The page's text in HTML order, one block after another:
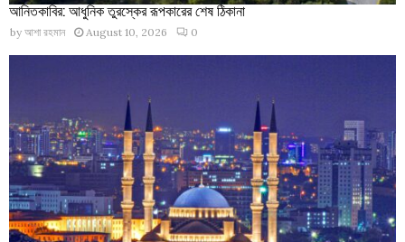
আনিতকাবির: আধুনিক তুরস্কের রূপকারের শেষ ঠিকানা
by আশা রহমান August 10, 2026 0